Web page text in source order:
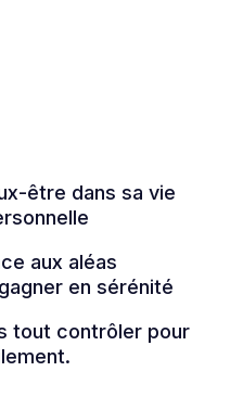
être dans sa vie
aux aléas
en sérénité
tout contrôler pour